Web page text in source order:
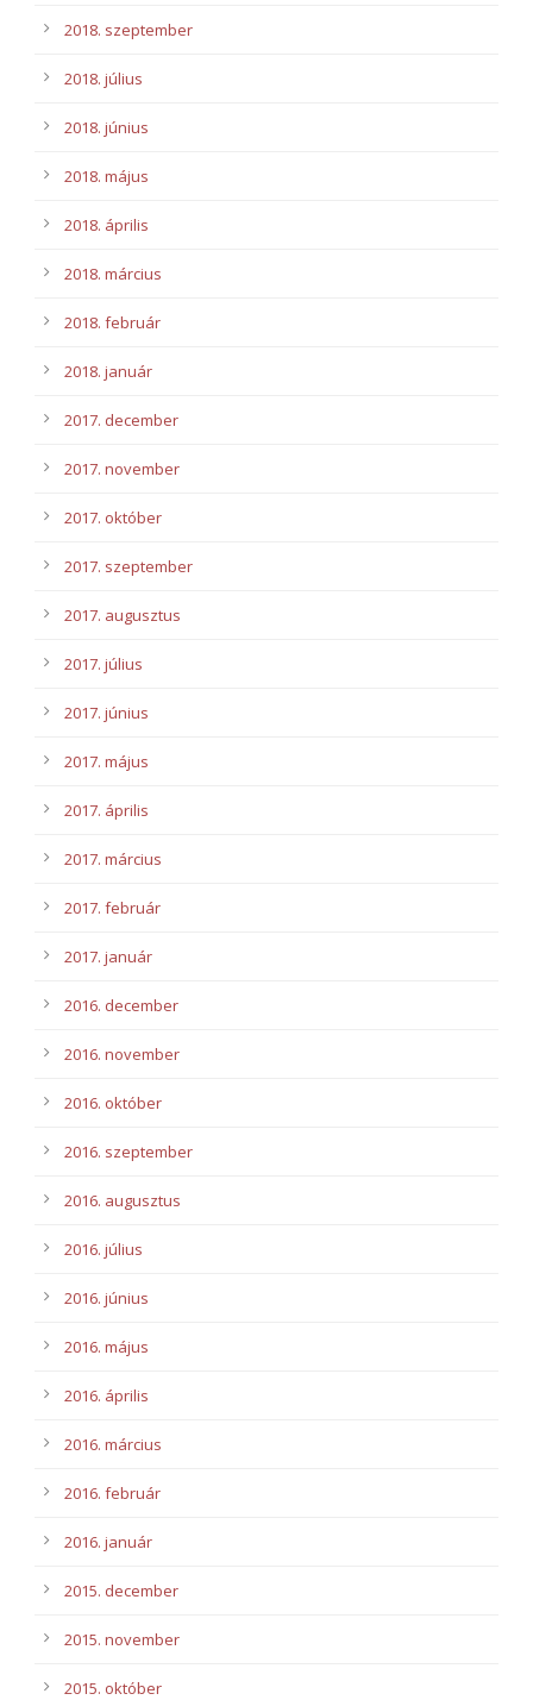
2018. szeptember
2018. július
2018. június
2018. május
2018. április
2018. március
2018. február
2018. január
2017. december
2017. november
2017. október
2017. szeptember
2017. augusztus
2017. július
2017. június
2017. május
2017. április
2017. március
2017. február
2017. január
2016. december
2016. november
2016. október
2016. szeptember
2016. augusztus
2016. július
2016. június
2016. május
2016. április
2016. március
2016. február
2016. január
2015. december
2015. november
2015. október